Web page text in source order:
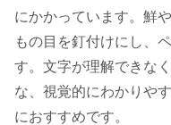
にかかっています。鮮
もの目を釘付けにし、
す。文字が理解できな
な、視覚的にわかりや
におすすめです。